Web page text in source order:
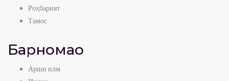
Роҳбарият
Тамос
Барномаҳо
Арши илм